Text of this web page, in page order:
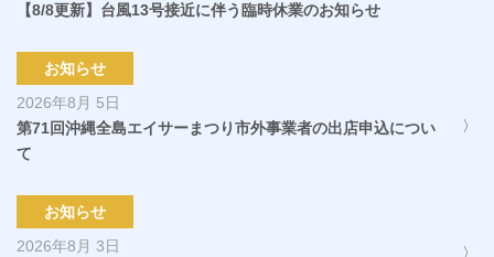
【8/8更新】台風13号接近に伴う臨時休業のお知らせ
お知らせ
2026年8月 5日
第71回沖縄全島エイサーまつり市外事業者の出店申込につい
て
お知らせ
2026年8月 3日